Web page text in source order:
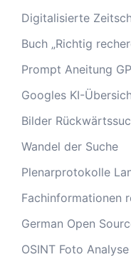
Digitalisierte
Buch „Richtig
Prompt Aneitung
Googles KI-
Bilder
Wandel der Suche
Plenarprotokolle
Fachinformationen
German Open
OSINT Foto Analyse